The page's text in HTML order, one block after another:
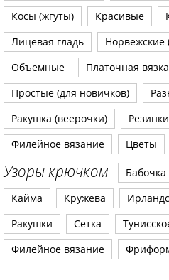
Косы (жгуты)
Красивые
Лицевая гладь
Норвежские
Объемные
Платочная вязка
Простые (для новичков)
Ракушка (веерочки)
Резинки
Филейное вязание
Цветы
Узоры крючком Бабочка
Кайма
Кружева
Ракушки
Сетка
Филейное вязание